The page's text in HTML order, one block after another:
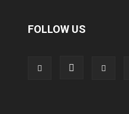
FOLLOW US